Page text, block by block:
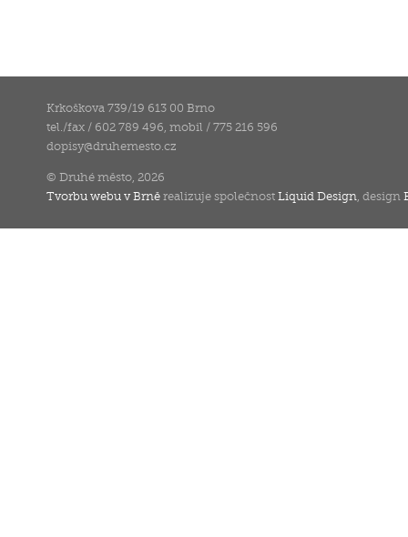
Krkoškova 739/19 613 00 Brno
tel./fax / 602 789 496, mobil / 775 216 596
dopisy@druhemesto.cz
© Druhé město, 2026
Tvorbu webu v Brně realizuje společnostLiquid Design , design